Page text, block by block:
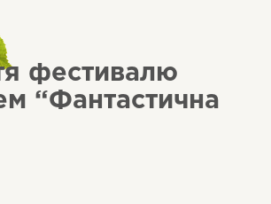
фестивалю
“Фантастична